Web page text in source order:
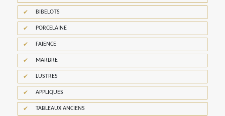
BIBELOTS
PORCELAINE
FAÏENCE
MARBRE
LUSTRES
APPLIQUES
TABLEAUX ANCIENS